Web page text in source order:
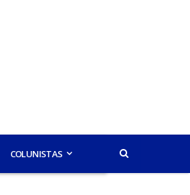
COLUNISTAS